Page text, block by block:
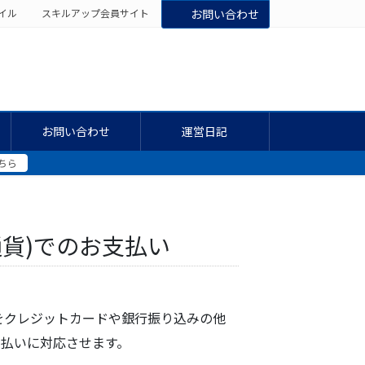
ル スキルアップ会員サイト お問い合わせ
お問い合わせ 運営日記
ら
)でのお支払い
レジットカードや銀行振り込みの他
いに対応させます。